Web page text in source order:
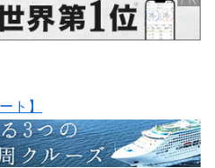
ト】